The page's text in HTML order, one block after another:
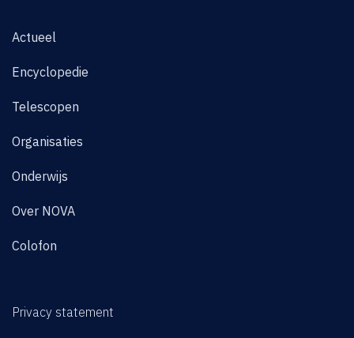
Actueel
Encyclopedie
Telescopen
Organisaties
Onderwijs
Over NOVA
Colofon
Privacy statement